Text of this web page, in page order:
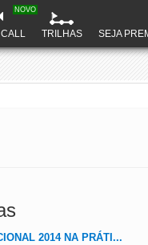
NOVO
TRILHAS SEJA
2014 NA PRÁTI...